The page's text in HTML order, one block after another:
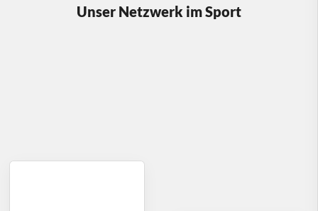
Unser Netzwerk im Sport